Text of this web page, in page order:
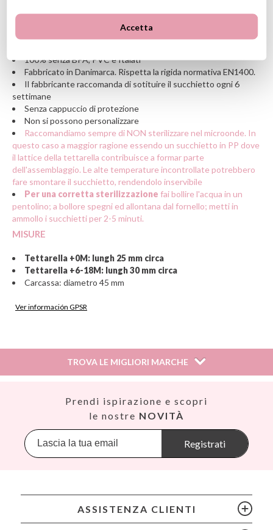
100% senza BPA, PVC e ftalati
Fabbricato in Danimarca. Rispetta la rigida normativa EN1400.
Il fabbricante raccomanda di sotituire il succhietto ogni 6
settimane
Senza cappuccio di protezione
Non si possono personalizzare
Raccomandiamo sempre di NON sterilizzare nel microonde. In
questo caso a maggior ragione essendo un succhietto in PP dove
il lattice della tettarella contribuisce a formar parte
dell'assemblaggio. Le alte temperature incontrollate potrebbero
fare smontare il succhietto, rendendolo inservibile
Per una corretta sterilizzazione fai bollire l'acqua in un
pentolino; a bollore spegni ed allontana dal fornello; metti in
ammollo i succhietti per 2-5 minuti.
MISURE
Tettarella +0M: lungh 25 mm circa
Tettarella +6-18M: lungh 30 mm circa
Carcassa: diametro 45 mm
Ver información GPSR
sobre Seguridad General de Productos (GPSR).
30500, Molina de Segura, Murcia
dpd@tutete.com
TROVA LE MIGLIORI MARCHE
Banwood
BIBS
Prendi ispirazione e scopri
le nostre NOVITÀ
Registrati
ASSISTENZA CLIENTI
Accetta